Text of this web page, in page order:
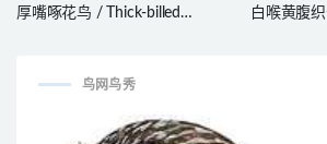
厚嘴啄花鸟 / Thick-billed
白喉黄腹
鸟网鸟秀